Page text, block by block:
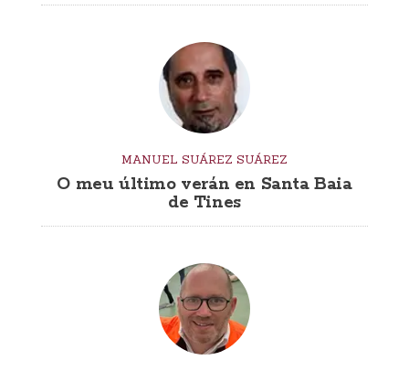
MANUEL SUÁREZ SUÁREZ
O meu último verán en Santa Baia
de Tines